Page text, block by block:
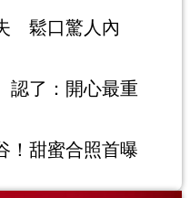
鬆口驚人內
了：開心最重
！甜蜜合照首曝